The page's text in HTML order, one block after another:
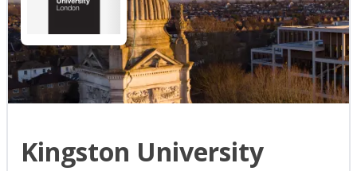
Kingston University